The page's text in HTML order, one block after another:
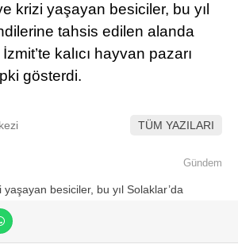
Ana Sayfa
Anasayfa
Gizlilik Politikası
Gizlilik Politikası
Nöbetçi Eczaneler
krizi yaşayan besiciler, bu yıl
tahsis edilen alanda
kalıcı hayvan pazarı
gösterdi.
TÜM YAZILARI
Gündem